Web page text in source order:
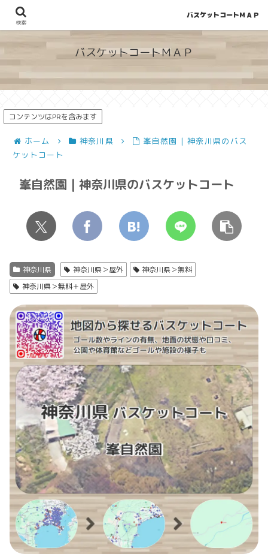
地図から探せる！穴場が見つかるバスケットコート情報
バスケットコートＭＡＰ
コンテンツはPRを含みます
ホーム 神奈川県
峯自然園 | 神奈川県のバス
ケットコート
峯自然園 | 神奈川県のバスケットコート
神奈川県 神奈川県＞屋外
神奈川県＞無料
神奈川県＞無料＋屋外
検索
バスケットコートＭＡＰ